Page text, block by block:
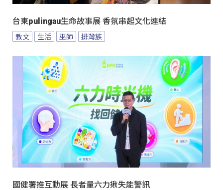
台東pulingau生命故事展 香氛串起文化連結
教文 生活 巫師 排灣族
國健署推互動展 長者量六力揪失能警訊